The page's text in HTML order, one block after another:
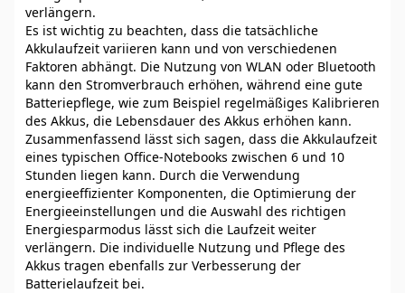
verlängern.
Es ist wichtig zu beachten, dass die tatsächliche
Akkulaufzeit variieren kann und von verschiedenen
Faktoren abhängt. Die Nutzung von WLAN oder Bluetooth
kann den Stromverbrauch erhöhen, während eine gute
Batteriepflege, wie zum Beispiel regelmäßiges Kalibrieren
des Akkus, die Lebensdauer des Akkus erhöhen kann.
Zusammenfassend lässt sich sagen, dass die Akkulaufzeit
eines typischen Office-Notebooks zwischen 6 und 10
Stunden liegen kann. Durch die Verwendung
energieeffizienter Komponenten, die Optimierung der
Energieeinstellungen und die Auswahl des richtigen
Energiesparmodus lässt sich die Laufzeit weiter
verlängern. Die individuelle Nutzung und Pflege des
Akkus tragen ebenfalls zur Verbesserung der
Batterielaufzeit bei.